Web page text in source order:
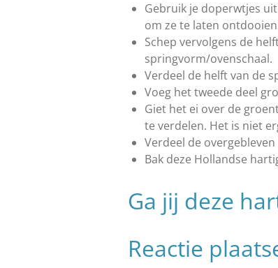
Gebruik je doperwtjes
om ze te laten
Schep vervolgens de
springvorm/ovenschaal.
Verdeel de helft van de
Voeg het tweede deel
Giet het ei over de
te verdelen. Het is niet
Verdeel de
Bak deze Hollandse
Ga jij deze
Reactie